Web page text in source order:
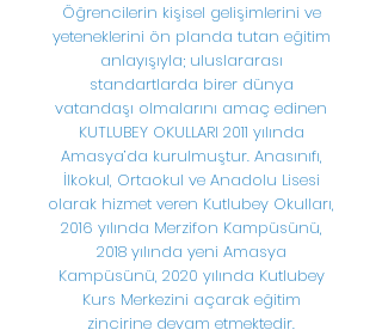
Öğrencilerin kişisel gelişimlerini ve
yeteneklerini ön planda tutan eğitim
anlayışıyla; uluslararası
standartlarda birer dünya
vatandaşı olmalarını amaç edinen
KUTLUBEY OKULLARI 2011 yılında
Amasya’da kurulmuştur. Anasınıfı,
İlkokul, Ortaokul ve Anadolu Lisesi
olarak hizmet veren Kutlubey Okulları,
2016 yılında Merzifon Kampüsünü,
2018 yılında yeni Amasya
Kampüsünü, 2020 yılında Kutlubey
Kurs Merkezini açarak eğitim
zincirine devam etmektedir.